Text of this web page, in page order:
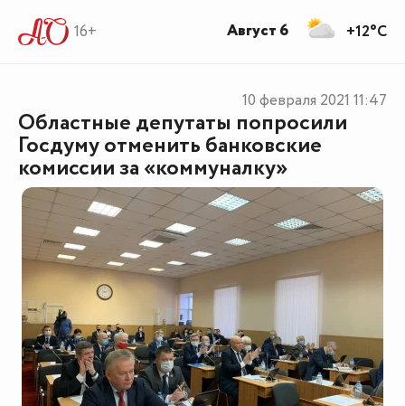
16+
Областные депутаты попросили
Госдуму отменить банковские
комиссии за «коммуналку»
10 февраля 2021 11:47
+12°C
Август 6